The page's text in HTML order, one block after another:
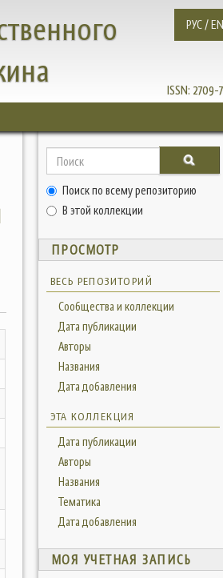
ISSN: 2709-
РУС /
Поиск по всему репозиторию
В этой коллекции
ПРОСМОТР
ВЕСЬ РЕПОЗИТОРИЙ
Сообщества и коллекции
Дата публикации
Авторы
Названия
Дата добавления
ЭТА КОЛЛЕКЦИЯ
Дата публикации
Авторы
Названия
Тематика
Дата добавления
МОЯ УЧЕТНАЯ ЗАПИСЬ